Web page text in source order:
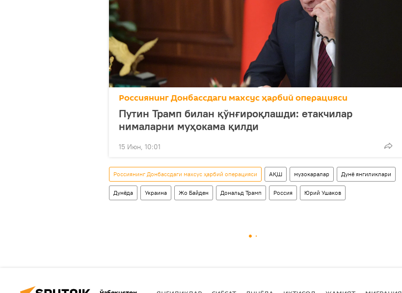
Россиянинг Донбассдаги махсус ҳарбий операцияси
Путин Трамп билан қўнғироқлашди: етакчилар
нималарни муҳокама қилди
15 Июн, 10:01
Россиянинг Донбассдаги махсус ҳарбий операцияси АҚШ музокаралар Дунё янгиликлари
Дунёда Украина Жо Байден Дональд Трамп Россия Юрий Ушаков